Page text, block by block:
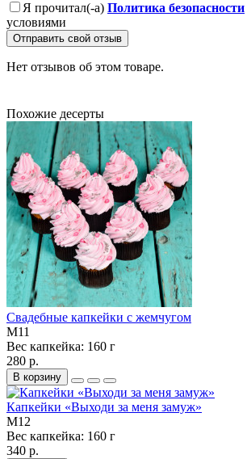
Я прочитал(-а) Политика безопасности
условиями
Отправить свой отзыв
Нет отзывов об этом товаре.
Похожие десерты
Свадебные капкейки с жемчугом
M11
Вес капкейка: 160 г
280 р.
В корзину
Капкейки «Выходи за меня замуж»
M12
Вес капкейка: 160 г
340 р.